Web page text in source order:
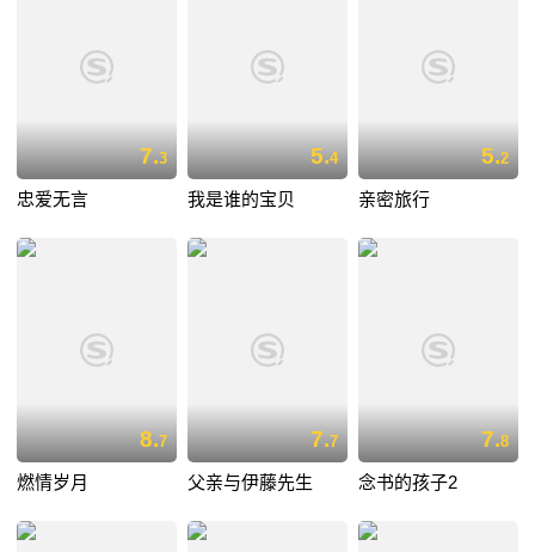
7.3
忠爱无言
5.4
我是谁的宝贝
5.2
亲密旅行
8.7
燃情岁月
7.7
父亲与伊藤先生
7.8
念书的孩子2